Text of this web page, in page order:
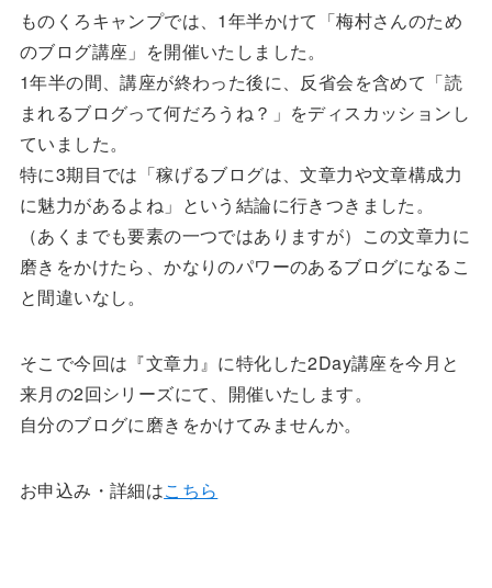
ものくろキャンプでは、1年半かけて「梅村さんのため
のブログ講座」を開催いたしました。
1年半の間、講座が終わった後に、反省会を含めて「読
まれるブログって何だろうね？」をディスカッションし
ていました。
特に3期目では「稼げるブログは、文章力や文章構成力
に魅力があるよね」という結論に行きつきました。
（あくまでも要素の一つではありますが）この文章力に
磨きをかけたら、かなりのパワーのあるブログになるこ
と間違いなし。
そこで今回は『文章力』に特化した2Day講座を今月と
来月の2回シリーズにて、開催いたします。
自分のブログに磨きをかけてみませんか。
お申込み・詳細はこちら